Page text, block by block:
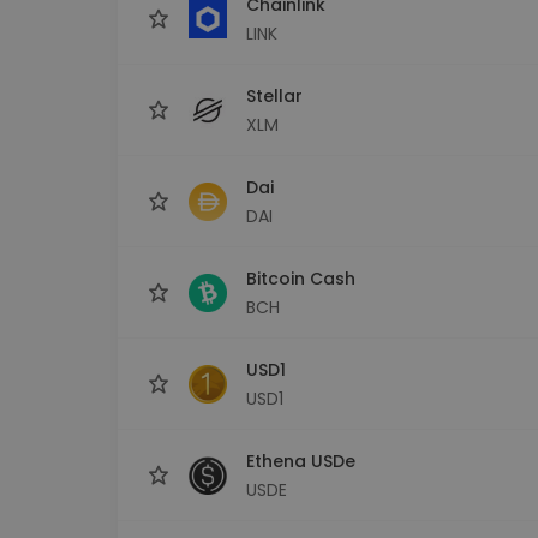
LINK
Stellar
XLM
Dai
DAI
Bitcoin Cash
BCH
USD1
USD1
Ethena USDe
USDE